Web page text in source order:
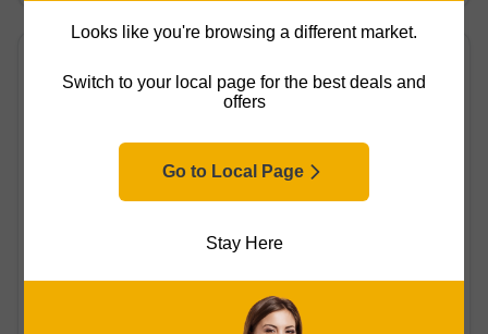
Looks like you're browsing a different market.
Switch to your local page for the best deals and
offers
Go to Local Page
Stay Here